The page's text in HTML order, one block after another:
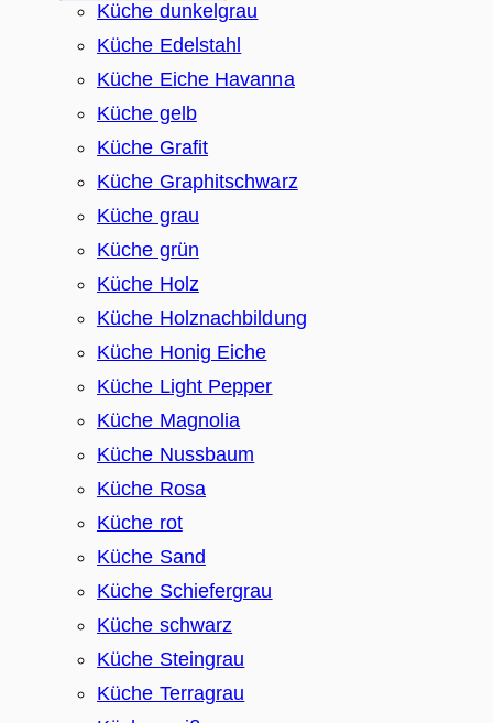
Küche dunkelgrau
Küche Edelstahl
Küche Eiche Havanna
Küche gelb
Küche Grafit
Küche Graphitschwarz
Küche grau
Küche grün
Küche Holz
Küche Holznachbildung
Küche Honig Eiche
Küche Light Pepper
Küche Magnolia
Küche Nussbaum
Küche Rosa
Küche rot
Küche Sand
Küche Schiefergrau
Küche schwarz
Küche Steingrau
Küche Terragrau